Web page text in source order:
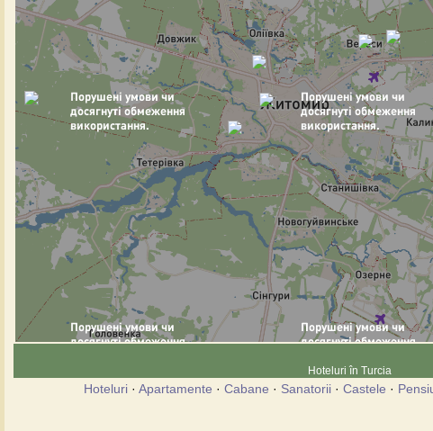
Hoteluri în Turcia
Hoteluri· Apartamente · Cabane · Sanatorii· Castele ·